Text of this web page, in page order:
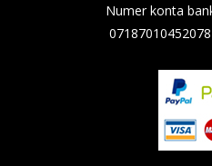
Numer konta